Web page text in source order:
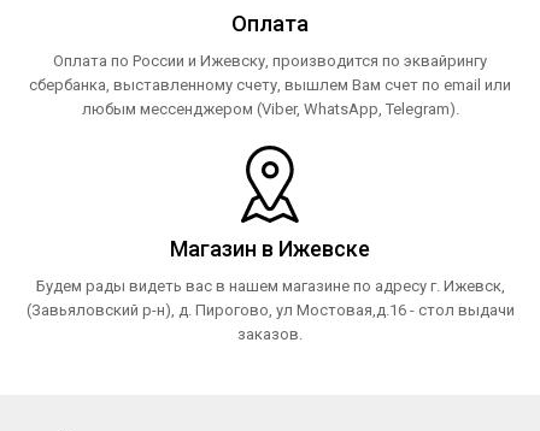
Оплата
Оплата по России и Ижевску, производится по эквайрингу
сбербанка, выставленному счету, вышлем Вам счет по email или
любым мессенджером (Viber, WhatsApp, Telegram).
Магазин в Ижевске
Будем рады видеть вас в нашем магазине по адресу г. Ижевск,
(Завьяловский р-н), д. Пирогово, ул Мостовая,д.16 - стол выдачи
заказов.